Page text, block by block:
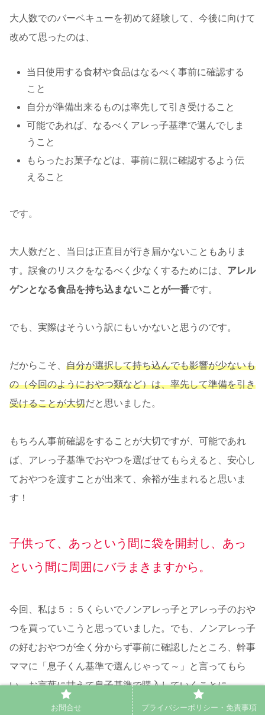
大人数でのバーベキューを初めて経験して、今後に向けて
改めて思ったのは、
当日使用する食材や食品はなるべく事前に確認する
こと
自分が準備出来るものは率先して引き受けること
可能であれば、なるべくアレっ子基準で選んでしま
うこと
もらったお菓子などは、事前に親に確認するよう伝
えること
です。
大人数だと、当日は正直目が行き届かないこともありま
す。誤食のリスクをなるべく少なくするためには、 アレル
ゲンとなる食品を持ち込まないことが一番です。
でも、実際はそういう訳にもいかないと思うのです。
だからこそ、 自分が選択して持ち込んでも影響が少ないも
の（今回のようにおやつ類など）は、率先して準備を引き
受けることが大切だと思いました。
もちろん事前確認をすることが大切ですが、可能であれ
ば、アレっ子基準でおやつを選ばせてもらえると、安心し
ておやつを渡すことが出来て、余裕が生まれると思いま
す！
子供って、あっという間に袋を開封し、あっ
という間に周囲にバラまきますから。
今回、私は５：５くらいでノンアレっ子とアレっ子のおや
つを買っていこうと思っていました。でも、ノンアレっ子
の好むおやつが全く分からず事前に確認したところ、幹事
ママに「息子くん基準で選んじゃって～」と言ってもら
い、お言葉に甘えて息子基準で購入していくことに。
お問合せ プライバシーポリシー・免責事項